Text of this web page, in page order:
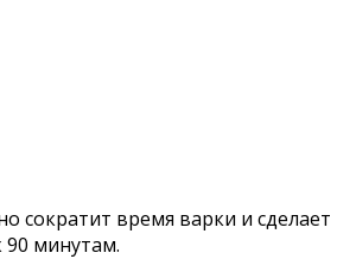
сократит время варки и сделает
минутам.